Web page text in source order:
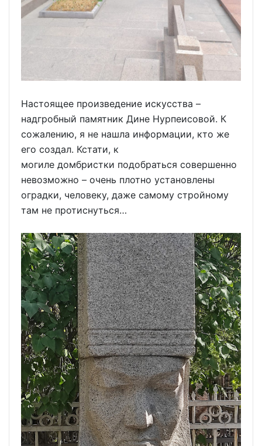
Настоящее произведение искусства –
надгробный памятник Дине Нурпеисовой. К
сожалению, я не нашла информации, кто же
его создал. Кстати, к
могиле домбристки подобраться совершенно
невозможно – очень плотно установлены
оградки, человеку, даже самому стройному
там не протиснуться…